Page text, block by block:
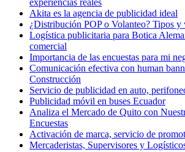
Akita es la agencia de publicidad ideal
¿Distribución POP o Volanteo? Tipos y
Logística publicitaria para Botica
comercial
Importancia de las encuestas para mi
Comunicación efectiva con human
Construcción
Servicio de publicidad en auto,
Publicidad móvil en buses Ecuador
Analiza el Mercado de Quito con
Encuestas
Activación de marca, servicio de
Mercaderistas, Supervisores y